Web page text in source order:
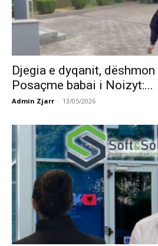
Djegia e dyqanit, dëshmon
Posaçme babai i Noizyt:...
Admin Zjarr - 13/05/2026